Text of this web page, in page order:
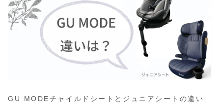
GU MODEチャイルドシートとジュニアシートの違い